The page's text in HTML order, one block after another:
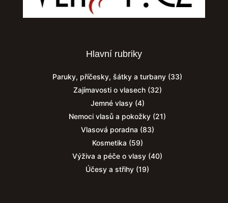
Hlavní rubriky
Paruky, příčesky, šátky a turbany (33)
Zajímavosti o vlasech(32)
Jemné vlasy(4)
Nemoci vlasů a pokožky (21)
Vlasová poradna (83)
Kosmetika (59)
Výživa a péče o vlasy (40)
Účesy a střihy (19)